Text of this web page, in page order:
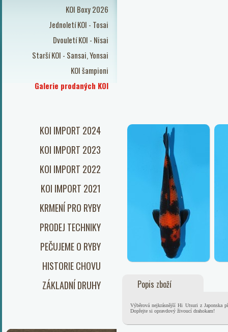
KOI Boxy 2026
Jednoletí KOI - Tosai
Dvouletí KOI - Nisai
Starší KOI - Sansai, Yonsai
KOI šampioni
Galerie prodaných KOI
KOI IMPORT 2024
KOI IMPORT 2023
KOI IMPORT 2022
KOI IMPORT 2021
KRMENÍ PRO RYBY
PRODEJ TECHNIKY
PEČUJEME O RYBY
HISTORIE CHOVU
ZÁKLADNÍ DRUHY
Popis zboží
Výběrová nejkrásnější Hi Utsuri z
Dopřejte si opravdový živoucí drahokam!